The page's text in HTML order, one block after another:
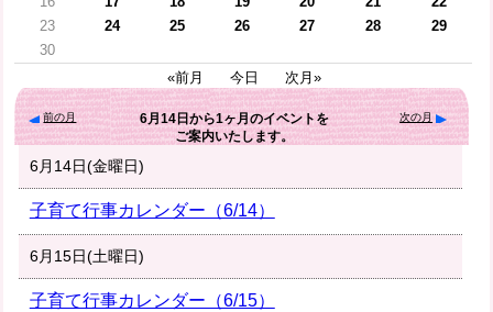
23
24 25 26 27 28
29
30
«前月
今日 次月»
前の月 6月14日 から1ヶ月のイベントを
ご案内いたします。
次の月
6月14日(金曜日)
子育て行事カレンダー（6/14）
6月15日(土曜日)
子育て行事カレンダー（6/15）